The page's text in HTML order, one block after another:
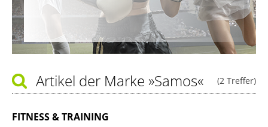
(2 Treffer)
Artikel der Marke »Samos«
FITNESS & TRAINING